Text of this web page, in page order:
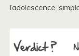
l’adolescence,